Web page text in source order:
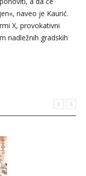
naveo je Kaurić.
X, provokativni
nadležnih gradskih